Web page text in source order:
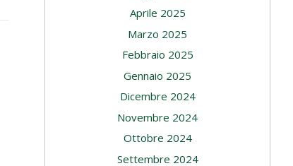
Aprile 2025
Marzo 2025
Febbraio 2025
Gennaio 2025
Dicembre 2024
Novembre 2024
Ottobre 2024
Settembre 2024